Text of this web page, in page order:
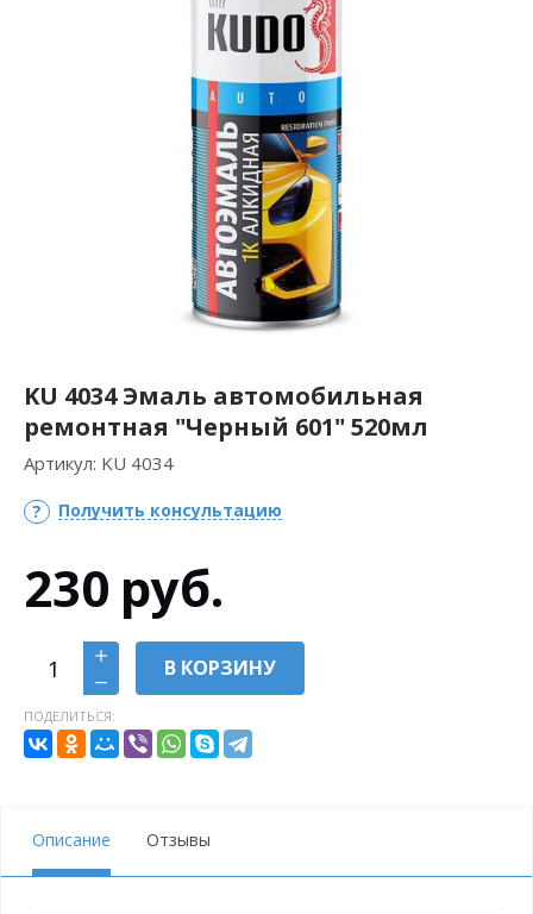
KU 4034 Эмаль автомобильная
ремонтная "Черный 601" 520мл
Артикул: KU 4034
Получить консультацию
230 руб.
В КОРЗИНУ
ПОДЕЛИТЬСЯ:
Описание Отзывы